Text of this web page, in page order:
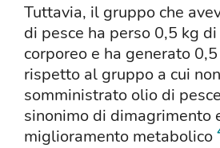
Tuttavia, il gruppo che
di pesce ha perso 0,5 kg
corporeo e ha generato
rispetto al gruppo a cui
somministrato olio di
sinonimo di dimagrimento
miglioramento metabolico